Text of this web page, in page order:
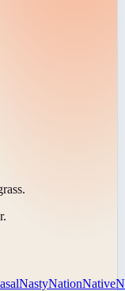
NastyNationNative